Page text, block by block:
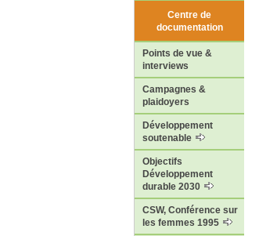
Centre de
documentation
Points de vue &
interviews
Campagnes &
plaidoyers
Développement
soutenable
Objectifs
Développement
durable 2030
CSW, Conférence sur
les femmes 1995